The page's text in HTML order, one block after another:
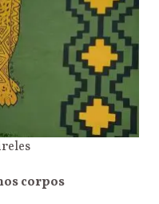
corpos